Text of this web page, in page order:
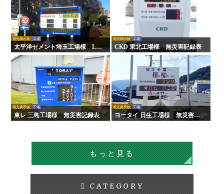
電光掲示板 工場
太平洋セメント埼玉工場様 LE
D無災害記録表
電光掲示板 工場
CKD 東北工場様 無災害記録表
電光掲示板 工場
東レ 三島工場様 無災害記録表
電光掲示板 工場
ヨータイ 日生工場様 無災害記
録表
もっと見る
CATEGORY